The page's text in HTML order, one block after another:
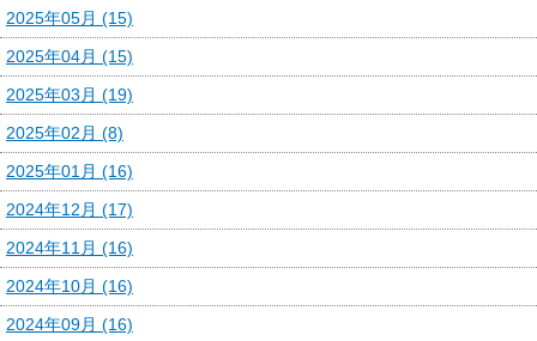
2025年05月 (15)
2025年04月 (15)
2025年03月 (19)
2025年02月 (8)
2025年01月 (16)
2024年12月 (17)
2024年11月 (16)
2024年10月 (16)
2024年09月 (16)